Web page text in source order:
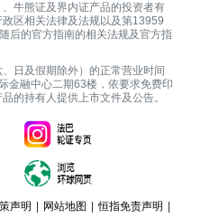
牛熊证及界内证产品的投资者有
区相关法律及法规以及第13959
后的官方指南的相关法规及官方指
日及假期除外）的正常营业时间
金融中心二期63楼，依要求免费印
的持有人提供上市文件及公告。
声明 网站地图 恒指免责声明